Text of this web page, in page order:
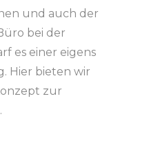
und auch der
bei der
es einer eigens
Hier bieten wir
zur